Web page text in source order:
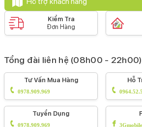
Kiểm Tra
Đơn Hàng
Tổng đài liên hệ (08h00 - 22h00)
Tư Vấn Mua Hàng
0978.909.969
Hỗ
Tuyển Dụng
0978.909.969